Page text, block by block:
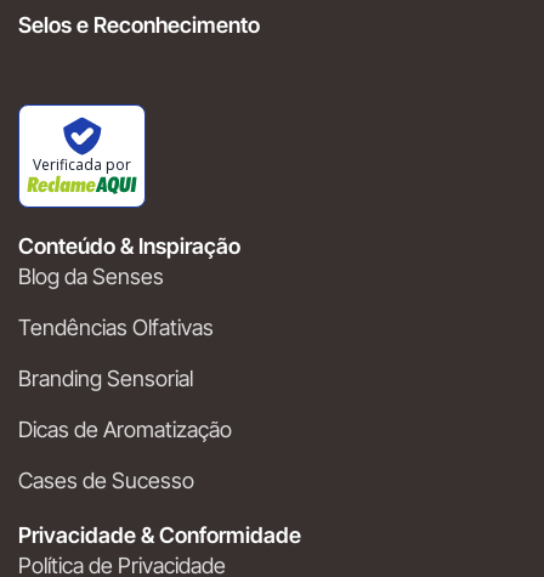
Selos e Reconhecimento
Verificada por
Conteúdo & Inspiração
Blog da Senses
Tendências Olfativas
Branding Sensorial
Dicas de Aromatização
Cases de Sucesso
Privacidade & Conformidade
Política de Privacidade